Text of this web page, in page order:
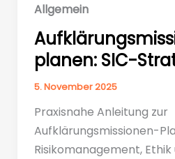
Allgemein
planen: SIC-
5. November 2025
Praxisnahe Anleitung zur
Aufklärungsmissionen-
Risikomanagement, Ethik